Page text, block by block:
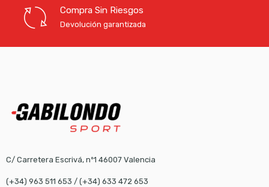
Compra Sin Riesgos
Devolución garantizada
C/ Carretera Escrivá, nº1 46007 Valencia
(+34) 963 511 653 / (+34) 633 472 653